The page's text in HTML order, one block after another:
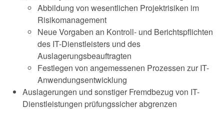
Abbildung von wesentlichen Projektrisiken im
Risikomanagement
Neue Vorgaben an Kontroll- und Berichtspflichten
des IT-Dienstleisters und des
Auslagerungsbeauftragten
Festlegen von angemessenen Prozessen zur IT-
Anwendungsentwicklung
Auslagerungen und sonstiger Fremdbezug von IT-
Dienstleistungen prüfungssicher abgrenzen